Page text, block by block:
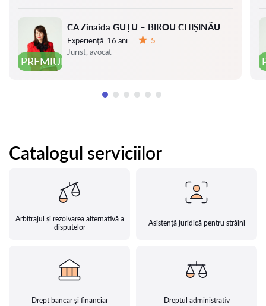
PREMIUM
CA Zinaida GUȚU – BIROU CHIȘINĂU
Experiență: 16 ani
5
Jurist, avocat
Catalogul serviciilor
Arbitrajul și rezolvarea alternativă a
disputelor
Asistență juridică pentru străini
Drept bancar și financiar Dreptul administrativ